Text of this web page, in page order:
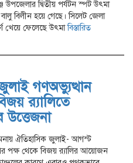
উপজেলার দ্বিতীয় পর্যটন স্পট উৎমা
বিলীন হয়ে গেছে। সিলেট জেলা
খেয়ে ফেলেছে উৎমাবিস্তারিত
গণঅভ্যুত্থান
র‍্যালিতে
ঐতিহাসিক জুলাই- আগস্ট
পক্ষ থেকে বিজয় র‍্যালির আয়োজন